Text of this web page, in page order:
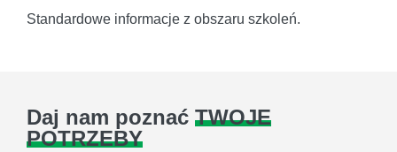
Standardowe informacje z obszaru szkoleń.
Daj nam poznać TWOJE
POTRZEBY